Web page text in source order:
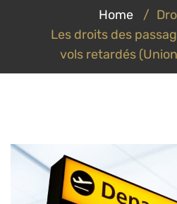
Home /
Les droits des
vols retardés